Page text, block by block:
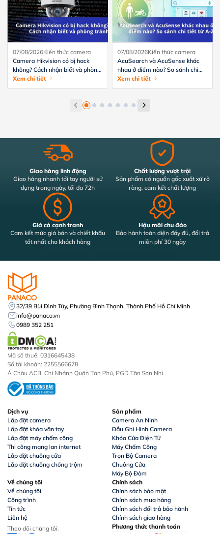
07/08/2026Kiến thức camera
Camera Hikvision có bị hack
không? Cách nhận biết và phòng
tránh hiệu quả
Xem chi tiết
07/08/2026Kiến thức camera
AcuSearch và AcuSense khác
nhau ở điểm nào? So sánh chi
tiết từ A-Z
Xem chi tiết
Giao hàng linh động
Giao hàng nhanh tới tay người sử
dụng trong ngày, tối đa 72h
Chất lượng vượt trội
Sản phẩm có nguồn gốc xuất xứ rõ
ràng, cam kết chất lượng
Giá cả cạnh tranh
Cam kết mức giá bán và chiết khấu
tốt nhất cho khách hàng
Hậu mãi chu đáo
Bảo hành toàn diện đầy đủ, đổi trả
miễn phí 30 ngày
Về chúng tôi
Về chúng tôi
Công trình
Tin tức
Liên hệ
Theo dõi chúng tôi:
Dịch vụ
Lắp đặt camera
Lắp đặt khóa vân tay
Lắp đặt máy chấm công
Thi công mạng lan internet
Lắp đặt chuông cửa
Lắp đặt chuông chống trộm
Sản phẩm
Camera An Ninh
Đầu Ghi Hình Camera
Khóa Cửa Điện Tử
Máy Chấm Công
Trọn Bộ Camera
Chuông Cửa
Máy Bộ Đàm
Chính sách
Chính sách bảo mật
Chính sách mua hàng
Chính sách đổi trả bảo hành
Chính sách giao hàng
Phương thức thanh toán
32/39 Bùi Đình Túy, Phường Bình Thạnh, Thành Phố Hồ Chí Minh
info@panaco.vn
0989 352 251
Mã số thuế: 0316645438
Số tài khoản: 2255566678
Á Châu ACB, Chi Nhánh Quận Tân Phú, PGD Tân Sơn Nhì